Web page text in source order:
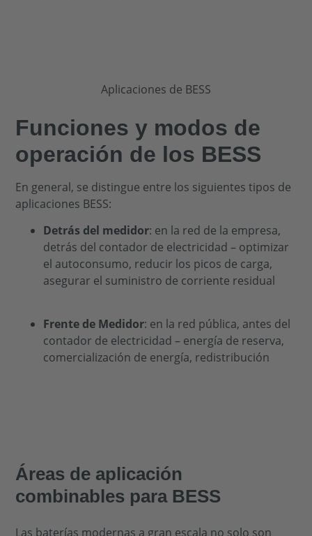
Funciones y modos de
operación de los BESS
En general, se distingue entre los siguientes tipos de
aplicaciones BESS:
Detrás del medidor: en la red de la empresa,
detrás del contador de electricidad – optimizar
el autoconsumo, reducir los picos de carga,
asegurar el suministro de corriente residual
Frente de Medidor: en la red pública, antes del
contador de electricidad – energía de reserva,
comercialización de energía, redistribución
Áreas de aplicación
combinables para BESS
Las baterías modernas a gran escala no solo son